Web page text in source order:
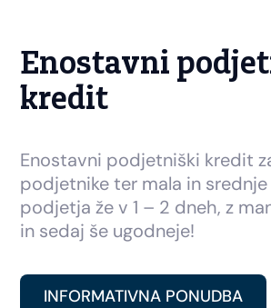
Enostavni
kredit
Enostavni podjetniški kredit
podjetnike ter mala in srednje
podjetja že v 1 – 2 dneh, z
in sedaj še ugodneje!
INFORMATIVNA PONUDBA